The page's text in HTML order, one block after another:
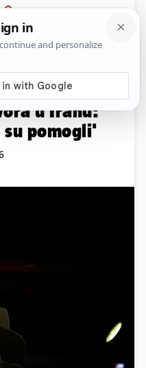
Komentari
pustili su
u Iranu:
pomogli'